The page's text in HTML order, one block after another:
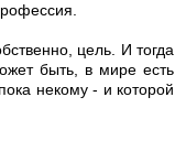
цель. И тогда
быть, в мире есть
некому - и которой